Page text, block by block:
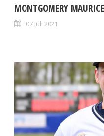
MONTGOMERY MAURICE
07 Juli 2021